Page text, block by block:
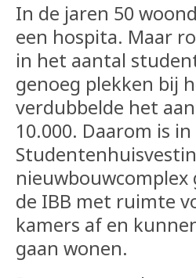
In de jaren 50
een hospita. Maar
in het aantal
genoeg plekken bij
verdubbelde het
10.000. Daarom is
nieuwbouwcomplex
de IBB met ruimte
kamers af en
gaan wonen.